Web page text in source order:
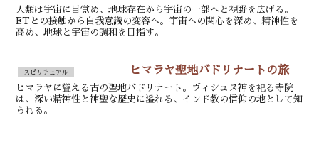
人類は宇宙に目覚め、地球存在から宇宙の一部へと視野を広げる。
ETとの接触から自我意識の変容へ。宇宙への関心を深め、精神性を
高め、地球と宇宙の調和を目指す。
スピリチュアル ヒマラヤ聖地バドリナートの旅
ヒマラヤに聳える古の聖地バドリナート。ヴィシュヌ神を祀る寺院
は、深い精神性と神聖な歴史に溢れる、インド教の信仰の地として知
られる。